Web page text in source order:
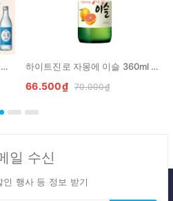
하이트진로 이즈 백 소주 360ml HITEJINRO is back soju 하이트진로 자몽에 이슬 360ml HITEJINRO Ruou Chamisul buoi hong
66.500₫ 70.000₫
일 수신
인 행사 등 정보 받기